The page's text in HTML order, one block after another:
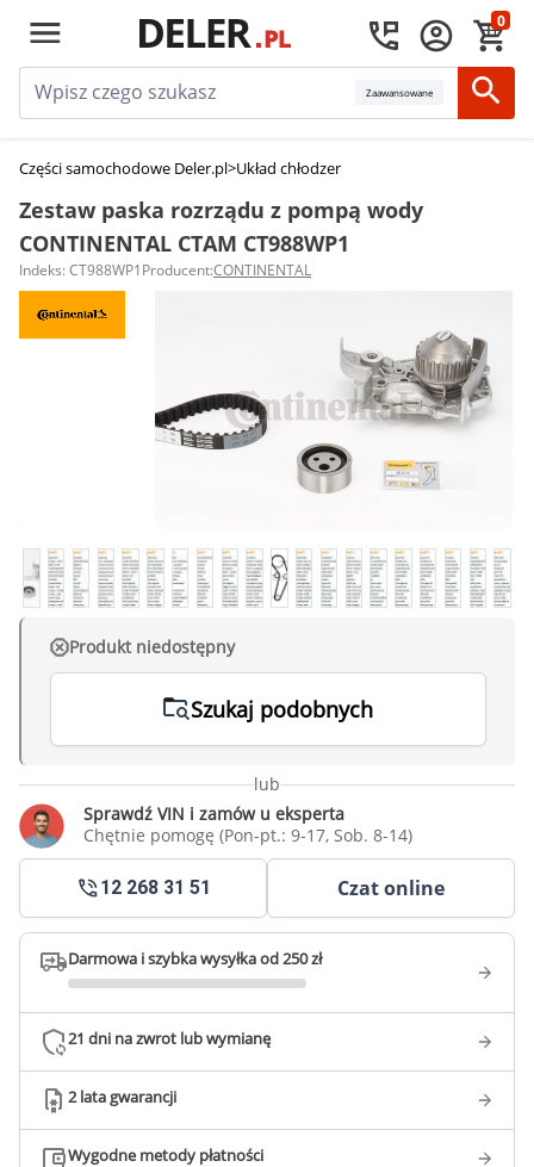
0
Zaawansowane
Części samochodowe Deler.pl>Układ chłodzenia silnika
Zestaw paska rozrządu z pompą wody
CONTINENTAL CTAM CT988WP1
Indeks: CT988WP1Producent:CONTINENTAL
Produkt niedostępny
Szukaj podobnych
lub
Sprawdź VIN i zamów u eksperta
Chętnie pomogę (Pon-pt.: 9-17, Sob. 8-14)
12 268 31 51 Czat online
Darmowa i szybka wysyłka od 250 zł
21 dni na zwrot lub wymianę
2 lata gwarancji
Wygodne metody płatności